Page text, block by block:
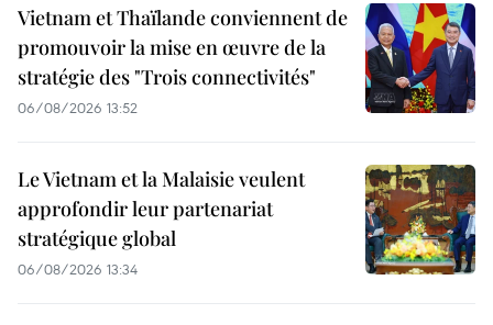
Vietnam et Thaïlande conviennent de
promouvoir la mise en œuvre de la
stratégie des "Trois connectivités"
06/08/2026 13:52
Le Vietnam et la Malaisie veulent
approfondir leur partenariat
stratégique global
06/08/2026 13:34